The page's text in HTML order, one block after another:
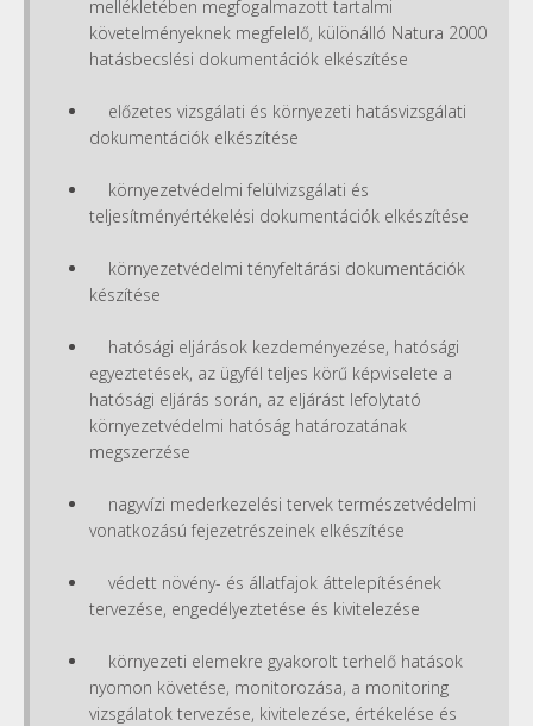
mellékletében megfogalmazott tartalmi
követelményeknek megfelelő, különálló Natura 2000
hatásbecslési dokumentációk elkészítése
előzetes vizsgálati és környezeti hatásvizsgálati
dokumentációk elkészítése
környezetvédelmi felülvizsgálati és
teljesítményértékelési dokumentációk elkészítése
környezetvédelmi tényfeltárási dokumentációk
készítése
hatósági eljárások kezdeményezése, hatósági
egyeztetések, az ügyfél teljes körű képviselete a
hatósági eljárás során, az eljárást lefolytató
környezetvédelmi hatóság határozatának
megszerzése
nagyvízi mederkezelési tervek természetvédelmi
vonatkozású fejezetrészeinek elkészítése
védett növény- és állatfajok áttelepítésének
tervezése, engedélyeztetése és kivitelezése
környezeti elemekre gyakorolt terhelő hatások
nyomon követése, monitorozása, a monitoring
vizsgálatok tervezése, kivitelezése, értékelése és